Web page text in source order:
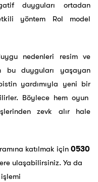
duyguları ortadan
yöntem Rol model
nedenleri resim ve
bu duyguları yaşayan
yardımıyla yeni bir
Böylece hem oyun
zevk alır hale
katılmak için 0530
ulaşabilirsiniz. Ya da